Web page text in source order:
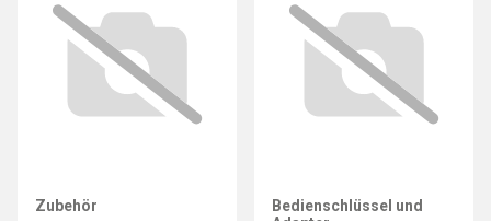
Zubehör
Bedienschlüssel und